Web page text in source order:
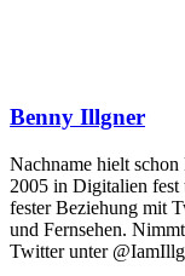
Benny Illgner
Nachname hielt
2005 in Digitalien fest
fester Beziehung mit
und Fernsehen.
Twitter unter